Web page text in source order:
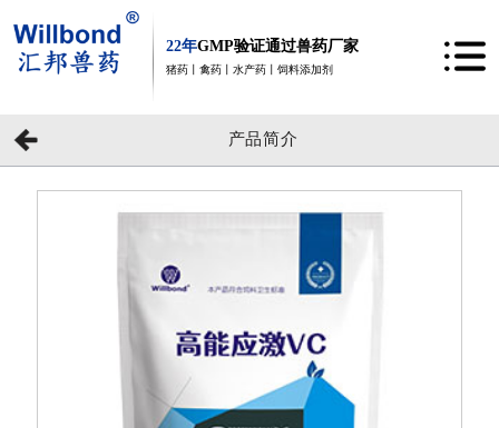
22年GMP验证通过兽药厂家
猪药丨禽药丨水产药丨饲料添加剂
产品简介